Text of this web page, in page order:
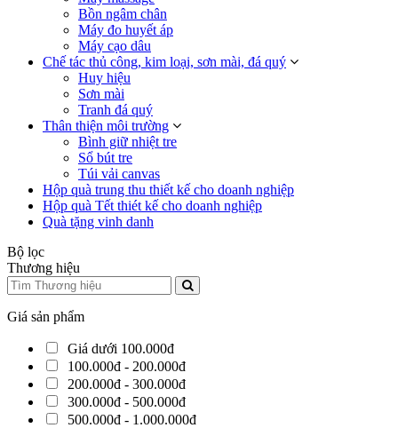
Bồn ngâm chân
Máy đo huyết áp
Máy cạo dâu
Chế tác thủ công, kim loại, sơn mài, đá quý
Huy hiệu
Sơn mài
Tranh đá quý
Thân thiện môi trường
Bình giữ nhiệt tre
Sổ bút tre
Túi vải canvas
Hộp quà trung thu thiết kế cho doanh nghiệp
Hộp quà Tết thiét kế cho doanh nghiệp
Quà tặng vinh danh
Bộ lọc
Thương hiệu
Giá sản phẩm
Giá dưới 100.000đ
100.000đ - 200.000đ
200.000đ - 300.000đ
300.000đ - 500.000đ
500.000đ - 1.000.000đ